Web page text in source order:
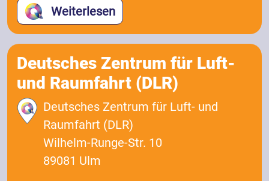
Weiterlesen
Deutsches Zentrum für Luft-
und Raumfahrt (DLR)
Deutsches Zentrum für Luft- und
Raumfahrt (DLR)
Wilhelm-Runge-Str. 10
89081 Ulm